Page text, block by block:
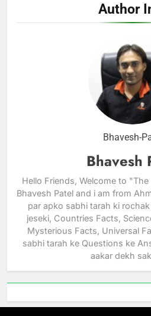
Author
Bhavesh-
Bhavesh
Hello Friends, Welcome to
Bhavesh Patel and i am from
par apko sabhi tarah ki
jeseki, Countries Facts,
Mysterious Facts, Universal
sabhi tarah ke Questions ke
aakar dekh